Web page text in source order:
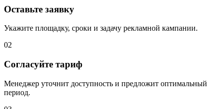
Оставьте заявку
Укажите площадку, сроки и задачу рекламной кампании.
02
Согласуйте тариф
Менеджер уточнит доступность и предложит оптимальный
период.